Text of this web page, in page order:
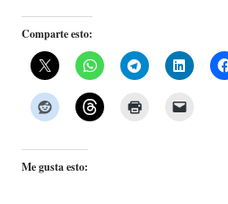
Comparte esto:
Me gusta esto: